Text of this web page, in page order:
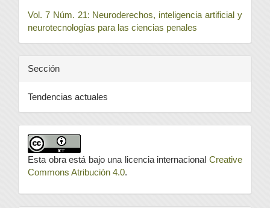
Vol. 7 Núm. 21: Neuroderechos, inteligencia artificial y
neurotecnologías para las ciencias penales
Sección
Tendencias actuales
Esta obra está bajo una licencia internacional Creative
Commons Atribución 4.0.